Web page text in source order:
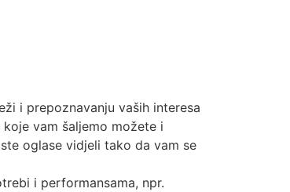
i prepoznavanju vaših interesa
vam šaljemo možete i
oglase vidjeli tako da vam se
i performansama, npr.